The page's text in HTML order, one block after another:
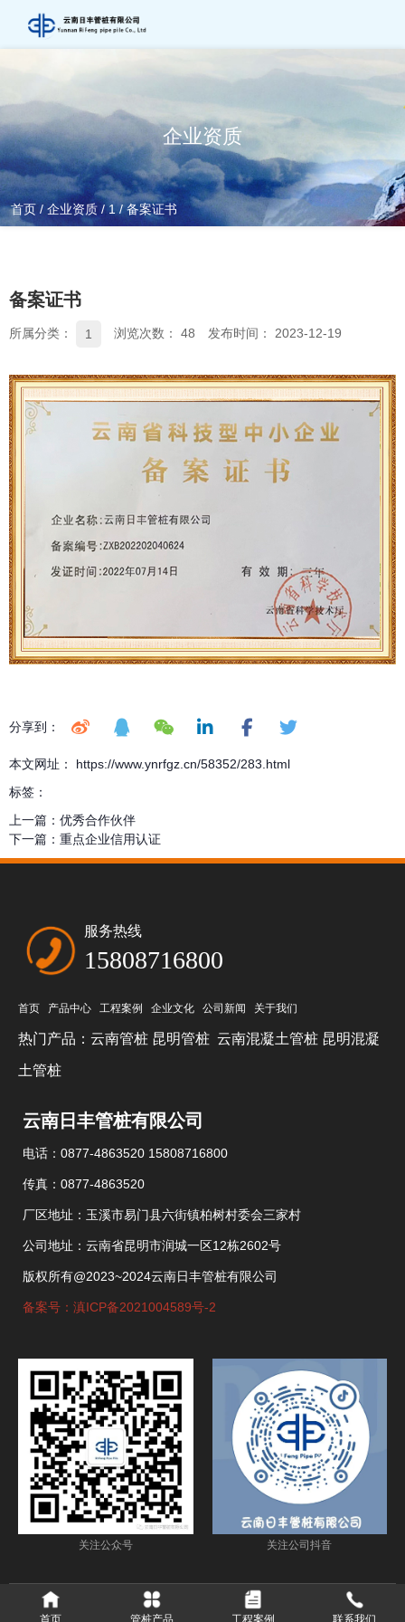
企业资质
首页 / 企业资质 /1 /备案证书
备案证书
所属分类： 1 浏览次数： 48 发布时间： 2023-12-19
分享到：
本文网址： https://www.ynrfgz.cn/58352/283.html
标签：
上一篇： 优秀合作伙伴
下一篇： 重点企业信用认证
服务热线
15808716800
首页 产品中心 工程案例 企业文化 公司新闻 关于我们
热门产品： 云南管桩 昆明管桩 云南混凝土管桩 昆明混凝
土管桩
云南日丰管桩有限公司
电话：0877-4863520 15808716800
传真：0877-4863520
厂区地址：玉溪市易门县六街镇柏树村委会三家村
公司地址：云南省昆明市润城一区12栋2602号
版权所有@2023~2024云南日丰管桩有限公司
备案号：滇ICP备2021004589号-2
关注公众号 关注公司抖音
首页 管桩产品 工程案例 联系我们